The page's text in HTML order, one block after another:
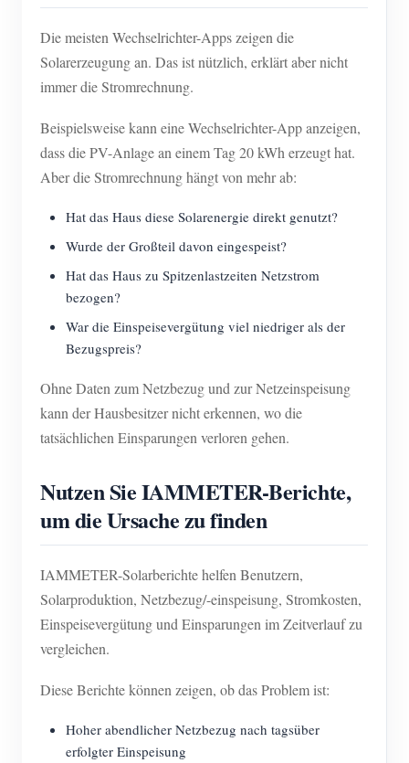
Die meisten Wechselrichter-Apps zeigen die
Solarerzeugung an. Das ist nützlich, erklärt aber nicht
immer die Stromrechnung.
Beispielsweise kann eine Wechselrichter-App anzeigen,
dass die PV-Anlage an einem Tag 20 kWh erzeugt hat.
Aber die Stromrechnung hängt von mehr ab:
Hat das Haus diese Solarenergie direkt genutzt?
Wurde der Großteil davon eingespeist?
Hat das Haus zu Spitzenlastzeiten Netzstrom
bezogen?
War die Einspeisevergütung viel niedriger als der
Bezugspreis?
Ohne Daten zum Netzbezug und zur Netzeinspeisung
kann der Hausbesitzer nicht erkennen, wo die
tatsächlichen Einsparungen verloren gehen.
Nutzen Sie IAMMETER-Berichte,
um die Ursache zu finden
IAMMETER-Solarberichte helfen Benutzern,
Solarproduktion, Netzbezug/-einspeisung, Stromkosten,
Einspeisevergütung und Einsparungen im Zeitverlauf zu
vergleichen.
Diese Berichte können zeigen, ob das Problem ist:
Hoher abendlicher Netzbezug nach tagsüber
erfolgter Einspeisung